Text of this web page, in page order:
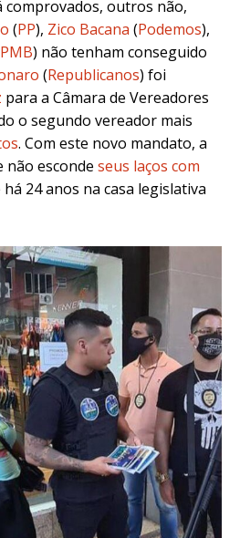
comprovados, outros não,
(PP), Zico Bacana (Podemos),
PMB) não tenham conseguido
(Republicanos) foi
para a Câmara de Vereadores
o segundo vereador mais
. Com este novo mandato, a
não esconde seus laços com
24 anos na casa legislativa